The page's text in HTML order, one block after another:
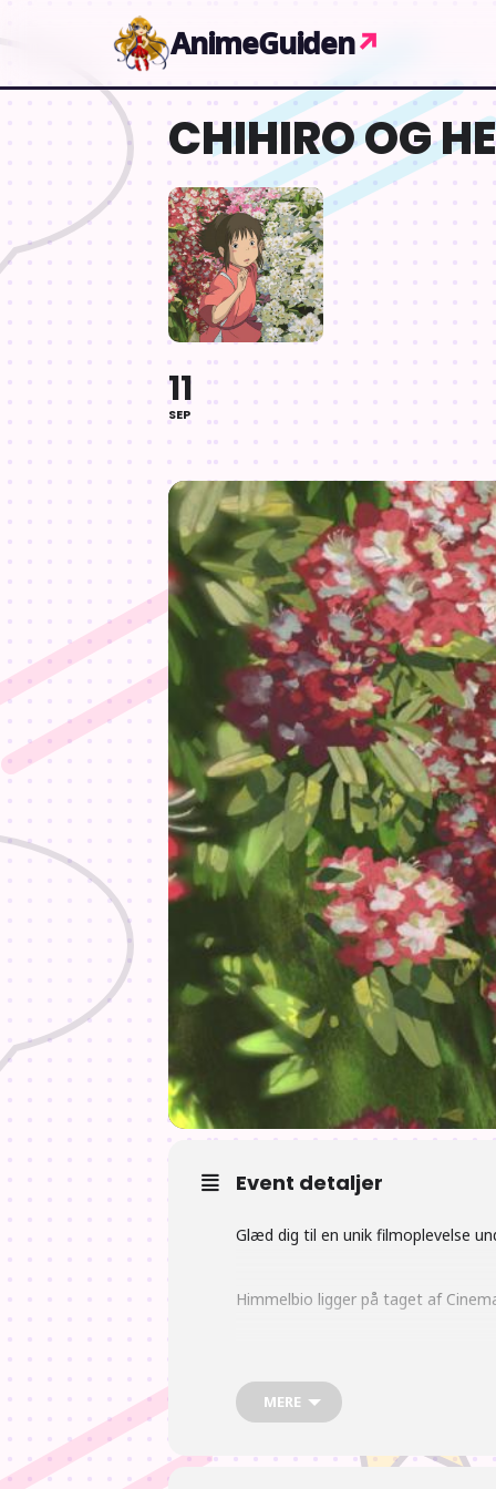
AnimeGuiden↗
CHIHIRO OG
11
SEP
Event detaljer
Glæd dig til en unik filmoplevelse
Himmelbio ligger på taget af
MERE